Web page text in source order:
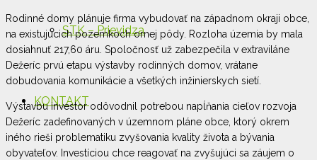
STK – Prievidza
KONTAKT
Rodinné domy plánuje firma vybudovať na západnom okraji obce,
na existujúcich pozemkoch ornej pôdy. Rozloha územia by mala
dosiahnuť 217,60 áru. Spoločnosť už zabezpečila v extraviláne
Dežeríc prvú etapu výstavby rodinných domov, vrátane
dobudovania komunikácie a všetkých inžinierskych sietí.
Výstavbu investor odôvodnil potrebou napĺňania cieľov rozvoja
Dežeríc zadefinovaných v územnom pláne obce, ktorý okrem
iného rieši problematiku zvyšovania kvality života a bývania
obyvateľov. Investíciou chce reagovať na zvyšujúci sa záujem o